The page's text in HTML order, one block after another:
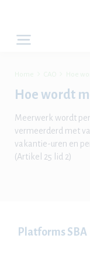
Home CAO Hoe
Hoe wordt
Meerwerk wordt
vermeerderd met
vakantie-uren en
(Artikel 25 lid 2)
Platforms SBA